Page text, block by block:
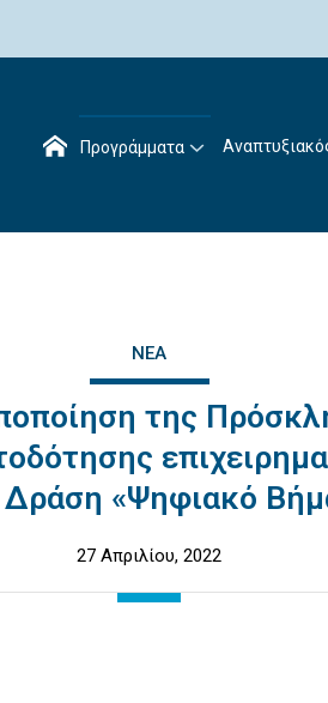
Προγράμματα
ΝΈΑ
της
«Ψηφιακό
27 Απριλίου, 2022